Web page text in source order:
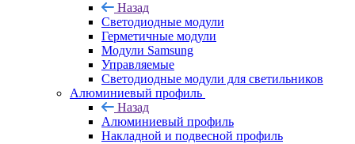
Назад
Светодиодные модули
Герметичные модули
Модули Samsung
Управляемые
Светодиодные модули для светильников
Алюминиевый профиль
Назад
Алюминиевый профиль
Накладной и подвесной профиль